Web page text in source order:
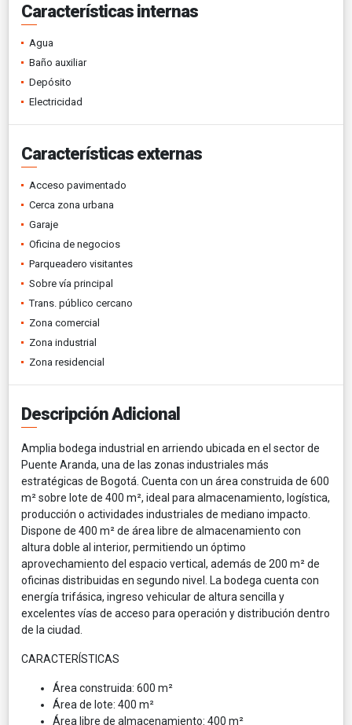
Características internas
Agua
Baño auxiliar
Depósito
Electricidad
Características externas
Acceso pavimentado
Cerca zona urbana
Garaje
Oficina de negocios
Parqueadero visitantes
Sobre vía principal
Trans. público cercano
Zona comercial
Zona industrial
Zona residencial
Descripción Adicional
Amplia bodega industrial en arriendo ubicada en el sector de
Puente Aranda, una de las zonas industriales más
estratégicas de Bogotá. Cuenta con un área construida de 600
m² sobre lote de 400 m², ideal para almacenamiento, logística,
producción o actividades industriales de mediano impacto.
Dispone de 400 m² de área libre de almacenamiento con
altura doble al interior, permitiendo un óptimo
aprovechamiento del espacio vertical, además de 200 m² de
oficinas distribuidas en segundo nivel. La bodega cuenta con
energía trifásica, ingreso vehicular de altura sencilla y
excelentes vías de acceso para operación y distribución dentro
de la ciudad.
CARACTERÍSTICAS
Área construida: 600 m²
Área de lote: 400 m²
Área libre de almacenamiento: 400 m²